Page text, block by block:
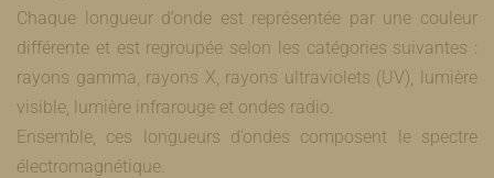
Chaque longueur d’onde est représentée par une couleur
différente et est regroupée selon les catégories suivantes :
rayons gamma, rayons X, rayons ultraviolets (UV), lumière
visible, lumière infrarouge et ondes radio.
Ensemble, ces longueurs d’ondes composent le spectre
électromagnétique.